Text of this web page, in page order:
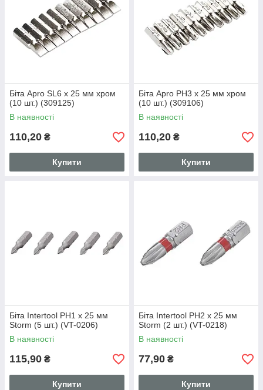
Біта Apro SL6 x 25 мм хром
(10 шт.) (309125)
В наявності
110,20 ₴
Купити
Біта Apro PH3 x 25 мм хром
(10 шт.) (309106)
В наявності
110,20 ₴
Купити
Біта Intertool PH1 x 25 мм
Storm (5 шт.) (VT-0206)
В наявності
115,90 ₴
Купити
Біта Intertool PH2 x 25 мм
Storm (2 шт.) (VT-0218)
В наявності
77,90 ₴
Купити